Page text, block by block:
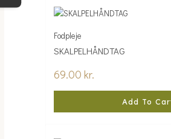
Fodpleje
SKALPELHÅNDTAG
69.00kr.
Add To